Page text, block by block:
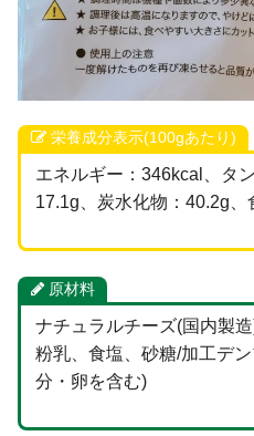
栄養成分表示(100gあたり)
エネルギー：346kcal、タ
17.1g、炭水化物：40.2g、
原材料
ナチュラルチーズ(国内製
粉乳、食塩、砂糖/加工デ
分・卵を含む)